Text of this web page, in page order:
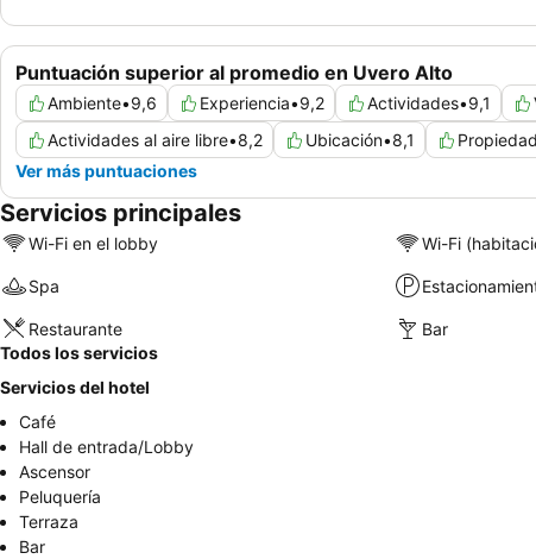
Puntuación superior al promedio en Uvero Alto
Ambiente•9,6 Experiencia•9,2 Actividades•9,1
Actividades al aire libre•8,2 Ubicación•8,1 Propiedad
Ver más puntuaciones
Servicios principales
Wi-Fi en el lobby Wi-Fi
Spa
Restaurante Bar
Todos los servicios
Servicios del hotel
Café
Hall de entrada/Lobby
Ascensor
Peluquería
Terraza
Bar